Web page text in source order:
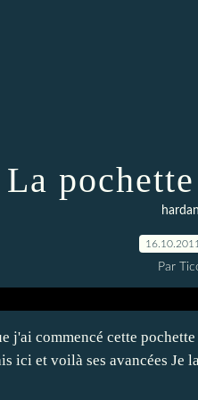
La
16.10.2011
Par
j'ai commencé cette
ici et voilà ses avancées